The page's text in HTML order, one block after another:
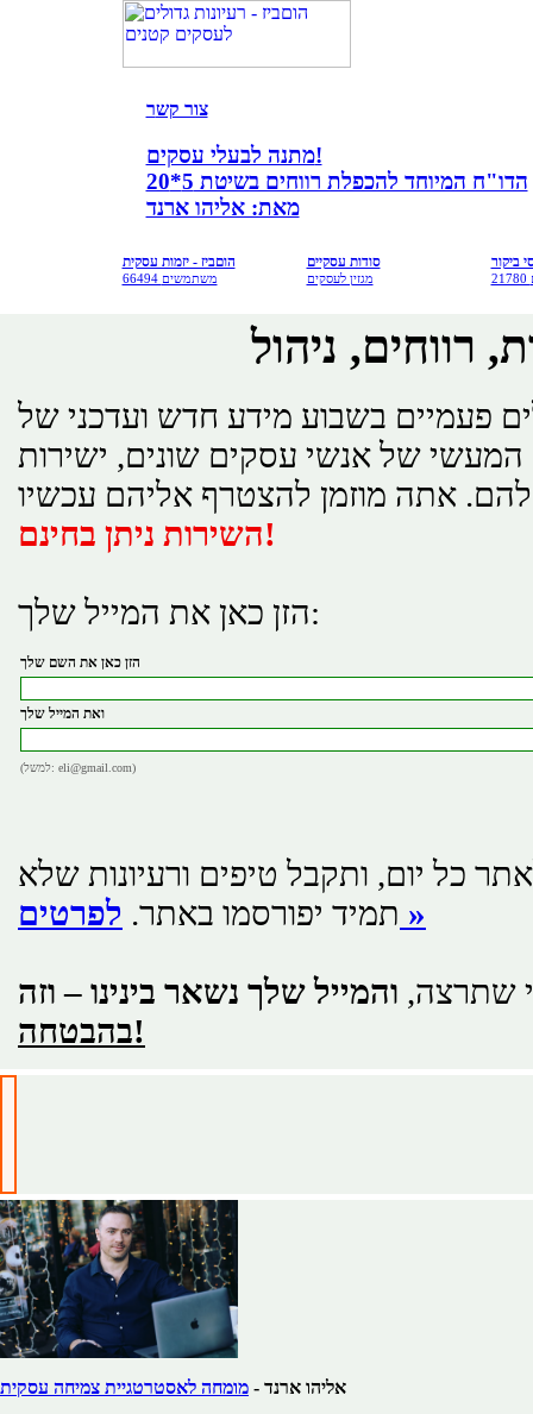
צור קשר
מתנה לבעלי עסקים!
הדו"ח המיוחד להכפלת רווחים בשיטת 5*20
מאת: אליהו ארנד
הוםביז - יזמות עסקית
66494 משתמשים
סודות עסקיים
מגזין לעסקים
ביקור
רווחים, ניהול
פעמיים בשבוע מידע חדש ועדכני של
המעשי של אנשי עסקים שונים, ישירות
השירות ניתן בחינם!
הזן כאן את המייל שלך:
הזן כאן את השם שלך
ואת המייל שלך
(למשל: eli@gmail.com)
כל יום, ותקבל טיפים ורעיונות שלא
תמיד יפורסמו באתר. לפרטים »
שתרצה, והמייל שלך נשאר בינינו – וזה
בהבטחה!
אליהו ארנד - מומחה לאסטרטגיית צמיחה עסקית